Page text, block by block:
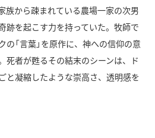
族から疎まれている農場一家の次男
跡を起こす力を持っていた。牧師で
「言葉」を原作に、神への信仰の意
死者が甦るその結末のシーンは、ド
と凝縮したような崇高さ、透明感を